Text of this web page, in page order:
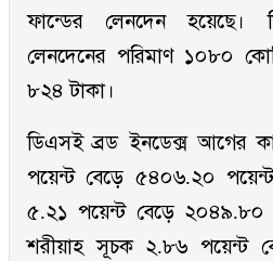
ফান্ডের লেনদেন
লেনদেনের পরিমাণ ১০৮০
৮২৪ টাকা।
ডিএসই ব্রড ইনডেক্স আগের
পয়েন্ট বেড়ে ৫৪০৬.২০
৫.২১ পয়েন্ট বেড়ে
শরীয়াহ সূচক ২.৮৬ পয়েন্ট